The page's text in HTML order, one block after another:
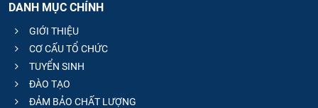
DANH MỤC CHÍNH
GIỚI THIỆU
CƠ CẤU TỔ CHỨC
TUYỂN SINH
ĐÀO TẠO
ĐẢM BẢO CHẤT LƯỢNG